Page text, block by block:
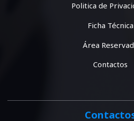
Politica de
Ficha Técnica
Área
Contactos